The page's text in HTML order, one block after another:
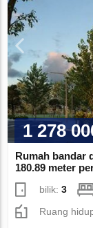
1 278
Rumah bandar
180.89 meter
bilik:3
Ruang